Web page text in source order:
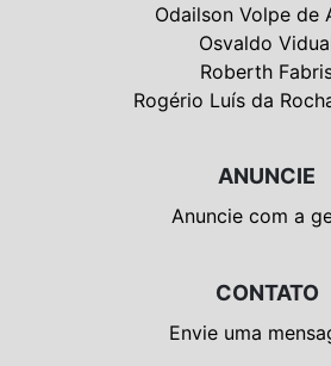
Odailson Volpe de
Osvaldo
Roberth
Rogério Luís da
ANUNCIE
Anuncie com a
CONTATO
Envie uma